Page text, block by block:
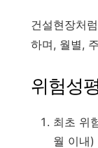
건설현장처
하며, 월별,
위험성
최초 위
월 이내)